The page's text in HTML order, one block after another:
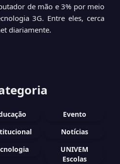
de mão e 3% por meio
3G. Entre eles, cerca
diariamente.
Evento
Notícias
UNIVEM
Escolas